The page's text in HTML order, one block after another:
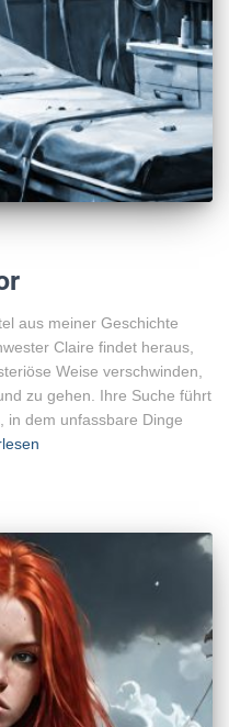
aus meiner Geschichte
Claire findet heraus,
Weise verschwinden,
zu gehen. Ihre Suche führt
in dem unfassbare Dinge